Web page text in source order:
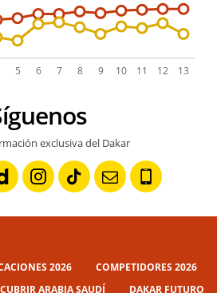
Síguenos
exclusiva del Dakar
2026
COMPETIDORES 2026
ARABIA SAUDÍ DAKAR FUTURO